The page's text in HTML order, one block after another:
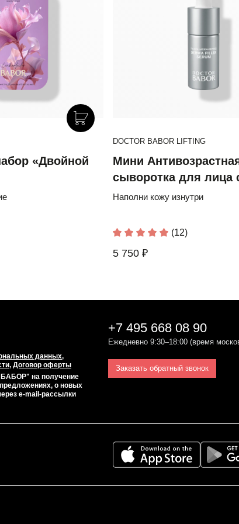
«Двойной
DOCTOR BABOR LIFTING
Мини
сыворотка для лица
коллагеном и
Наполни кожу изнутри
(12)
5 750 ₽
данных,
, Договор оферты
на получение
о новых
e-mail-рассылки
+7 495 668 08 90
Ежедневно 9:30–18:00 (время
Заказать обратный звонок